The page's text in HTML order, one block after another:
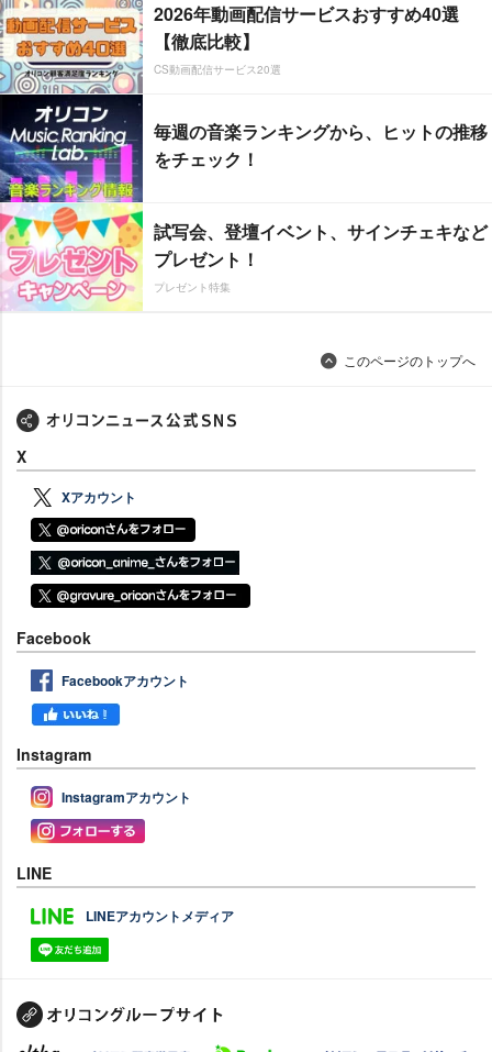
2026年動画配信サービスおすすめ40選
【徹底比較】
CS動画配信サービス20選
毎週の音楽ランキングから、ヒットの推移
をチェック！
試写会、登壇イベント、サインチェキなど
プレゼント！
プレゼント特集
このページのトップへ
X
Xアカウント
Facebook
Facebookアカウント
Instagram
Instagramアカウント
LINE
LINEアカウントメディア